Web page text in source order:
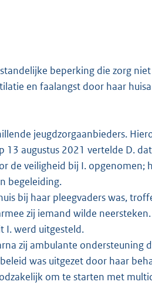
beperking die zorg
en faalangst door haar
jeugdzorgaanbieders.
13 augustus 2021 vertelde D.
de veiligheid bij I. opgenomen;
begeleiding.
bij haar pleegvaders was,
zij iemand wilde neersteken.
I. werd uitgesteld.
zij ambulante ondersteuning
was uitgezet door haar
om te starten met